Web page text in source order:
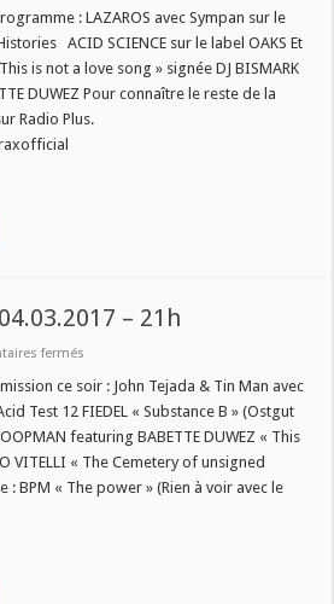
SOIR
TECHNOVERDRIVE
DES
21H
: LAZAROS avec Sympan sur le
ACID SCIENCE sur le label OAKS Et
is not a love song » signée DJ BISMARK
DUWEZ Pour connaître le reste de la
Radio Plus.
– 21h
fermés
04.03.2017
21h
ce soir : John Tejada & Tin Man avec
Test 12 FIEDEL « Substance B » (Ostgut
featuring BABETTE DUWEZ « This
VITELLI « The Cemetery of unsigned
: BPM « The power » (Rien à voir avec le